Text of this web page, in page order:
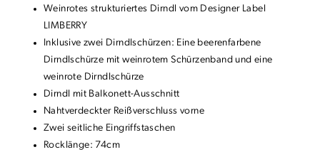
Weinrotes strukturiertes Dirndl vom Designer Label
LIMBERRY
Inklusive zwei Dirndlschürzen: Eine beerenfarbene
Dirndlschürze mit weinrotem Schürzenband und eine
weinrote Dirndlschürze
Dirndl mit Balkonett-Ausschnitt
Nahtverdeckter Reißverschluss vorne
Zwei seitliche Eingriffstaschen
Rocklänge: 74cm